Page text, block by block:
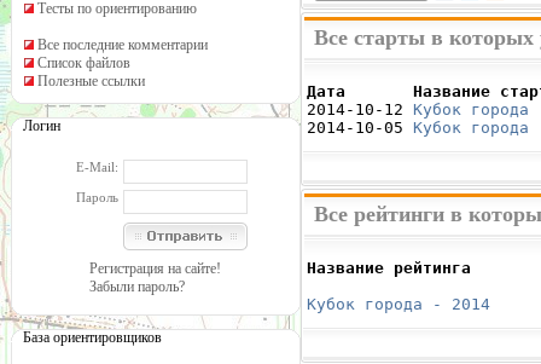
Тесты по ориентированию
Все последние комментарии
Список файлов
Полезные ссылки
Логин
E-Mail:
Пароль
Регистрация на сайте!
Забыли пароль?
База ориентировщиков
Все старты в которых
Дата       Название
2014-10-12 Кубок
2014-10-05 Кубок
Все рейтинги в
Название рейтинга
Кубок города - 2014